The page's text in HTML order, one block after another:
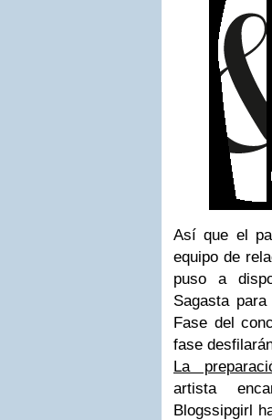
Así que el
equipo de
puso a
Sagasta
Fase del
fase
La
artista
Blogssipgirl